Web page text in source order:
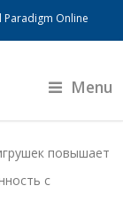
Paradigm Online
Menu
повышает
с